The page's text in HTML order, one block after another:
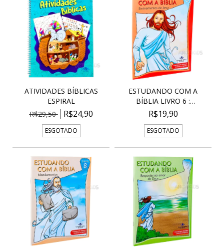
ATIVIDADES BÍBLICAS
ESPIRAL
R$29,50
R$24,90
ESGOTADO
ESTUDANDO COM A
BÍBLIA LIVRO 6 :
ENSINAM...
R$19,90
ESGOTADO